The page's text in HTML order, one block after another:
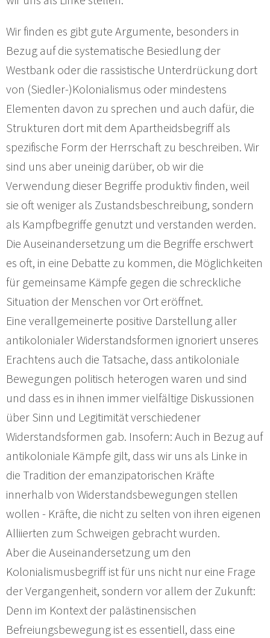
Wir finden es gibt gute Argumente, besonders in
Bezug auf die systematische Besiedlung der
Westbank oder die rassistische Unterdrückung dort
von (Siedler-)Kolonialismus oder mindestens
Elementen davon zu sprechen und auch dafür, die
Strukturen dort mit dem Apartheidsbegriff als
spezifische Form der Herrschaft zu beschreiben. Wir
sind uns aber uneinig darüber, ob wir die
Verwendung dieser Begriffe produktiv finden, weil
sie oft weniger als Zustandsbeschreibung, sondern
als Kampfbegriffe genutzt und verstanden werden.
Die Auseinandersetzung um die Begriffe erschwert
es oft, in eine Debatte zu kommen, die Möglichkeiten
für gemeinsame Kämpfe gegen die schreckliche
Situation der Menschen vor Ort eröffnet.
Eine verallgemeinerte positive Darstellung aller
antikolonialer Widerstandsformen ignoriert unseres
Erachtens auch die Tatsache, dass antikoloniale
Bewegungen politisch heterogen waren und sind
und dass es in ihnen immer vielfältige Diskussionen
über Sinn und Legitimität verschiedener
Widerstandsformen gab. Insofern: Auch in Bezug auf
antikoloniale Kämpfe gilt, dass wir uns als Linke in
die Tradition der emanzipatorischen Kräfte
innerhalb von Widerstandsbewegungen stellen
wollen - Kräfte, die nicht zu selten von ihren eigenen
Alliierten zum Schweigen gebracht wurden.
Aber die Auseinandersetzung um den
Kolonialismusbegriff ist für uns nicht nur eine Frage
der Vergangenheit, sondern vor allem der Zukunft:
Denn im Kontext der palästinensischen
Befreiungsbewegung ist es essentiell, dass eine